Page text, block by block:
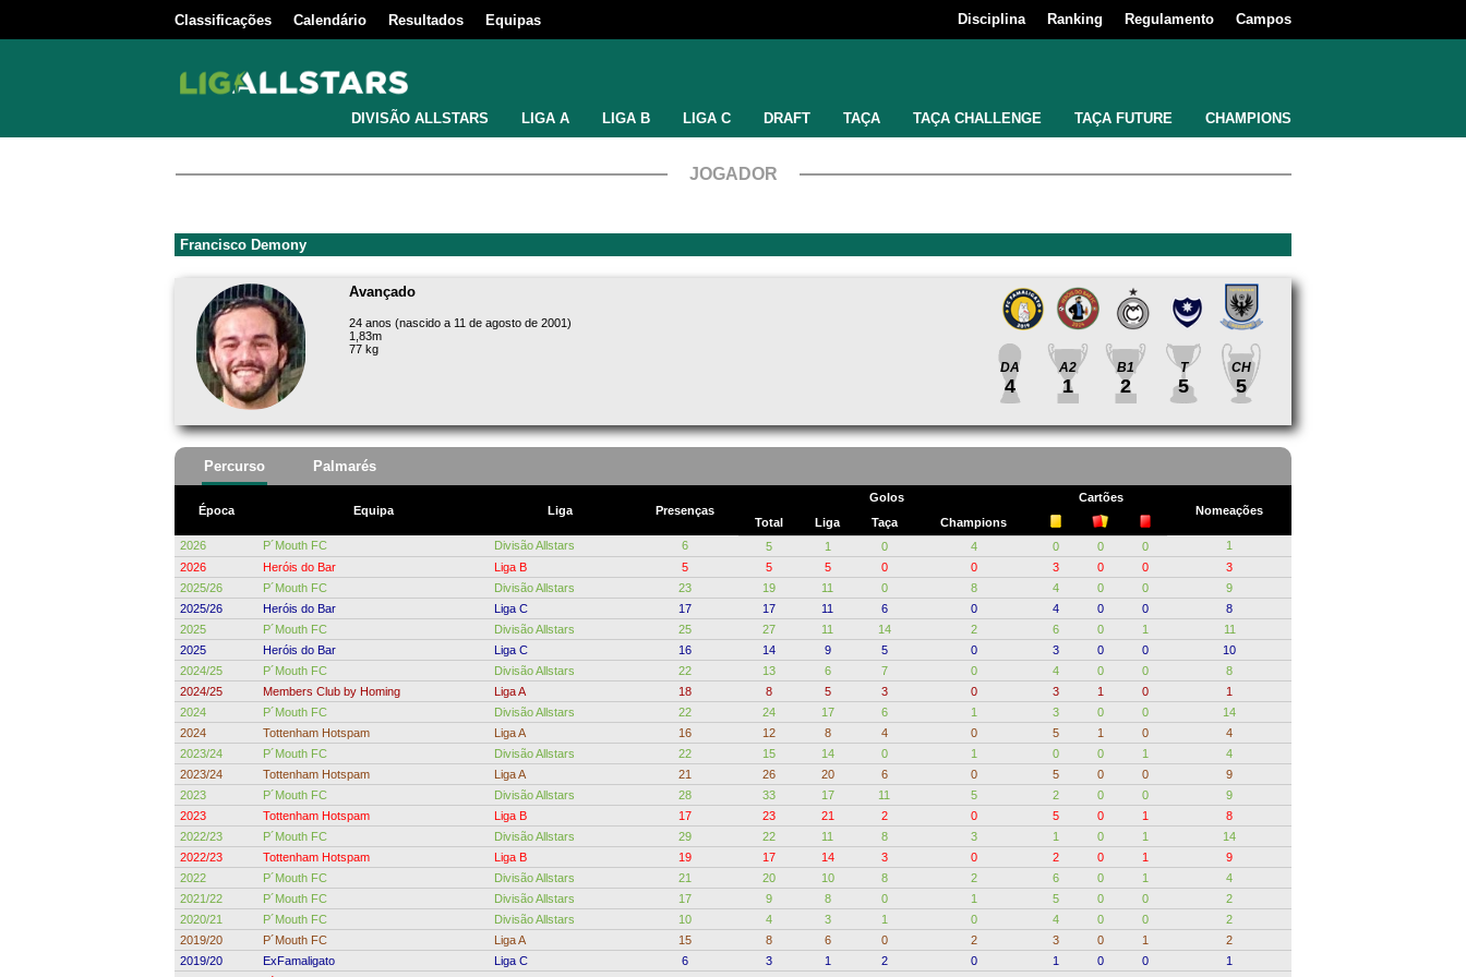
Classificações Calendário Resultados Equipas Disciplina Ranking Regulamento Campos
DIVISÃO ALLSTARS LIGA A LIGA B LIGA C DRAFT TAÇA TAÇA CHALLENGE TAÇA FUTURE CHAMPIONS
JOGADOR
Francisco Demony
Avançado
24 anos (nascido a 11 de agosto de 2001)
1,83m
77 kg
DA
4
A2
1
B1
2
T
5
CH
5
Percurso Palmarés
Época Equipa Liga Presenças
Golos
Cartões
Nomeações
Total
Liga Taça
Champions
2026
P´Mouth FC Divisão Allstars 6 5 1 0 4 0 0 0
1
2026
Heróis do Bar Liga B 5 5 5 0 0 3 0 0
3
2025/26
P´Mouth FC Divisão Allstars 23 19 11 0 8 4 0 0
9
2025/26
Heróis do Bar Liga C 17 17 11 6 0 4 0 0
8
2025
P´Mouth FC Divisão Allstars 25 27 11 14 2 6 0 1
11
2025
Heróis do Bar Liga C 16 14 9 5 0 3 0 0
10
2024/25
P´Mouth FC Divisão Allstars 22 13 6 7 0 4 0 0
8
2024/25
Members Club by Homing Liga A 18 8 5 3 0 3 1 0
1
2024
P´Mouth FC Divisão Allstars 22 24 17 6 1 3 0 0
14
2024
Tottenham Hotspam Liga A 16 12 8 4 0 5 1 0
4
2023/24
P´Mouth FC Divisão Allstars 22 15 14 0 1 0 0 1
4
2023/24
Tottenham Hotspam Liga A 21 26 20 6 0 5 0 0
9
2023
P´Mouth FC Divisão Allstars 28 33 17 11 5 2 0 0
9
2023
Tottenham Hotspam Liga B 17 23 21 2 0 5 0 1
8
2022/23
P´Mouth FC Divisão Allstars 29 22 11 8 3 1 0 1
14
2022/23
Tottenham Hotspam Liga B 19 17 14 3 0 2 0 1
9
2022
P´Mouth FC Divisão Allstars 21 20 10 8 2 6 0 1
4
2021/22
P´Mouth FC Divisão Allstars 17 9 8 0 1 5 0 0
2
2020/21
P´Mouth FC Divisão Allstars 10 4 3 1 0 4 0 0
2
2019/20
P´Mouth FC Liga A 15 8 6 0 2 3 0 1
2
2019/20
ExFamaligato Liga C 6 3 1 2 0 1 0 0
1